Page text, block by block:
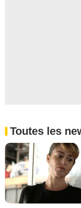
Toutes les